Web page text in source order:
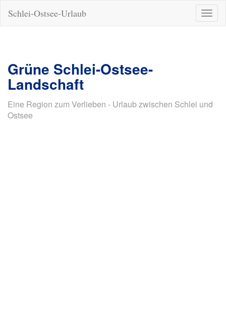
ein-/
Schlei-Ostsee-Urlaub
Grüne Schlei-Ostsee-
Landschaft
Eine Region zum Verlieben - Urlaub zwischen Schlei und
Ostsee